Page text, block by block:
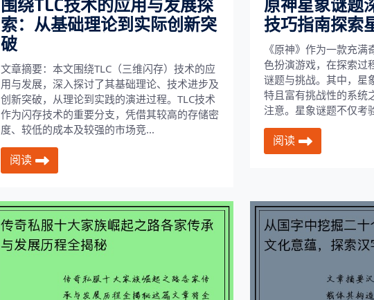
围绕TLC技术的应用与发展探
索：从基础理论到实际创新突
破
文章摘要：本文围绕TLC（三维闪存）技术的应
用与发展，深入探讨了其基础理论、技术进步及
创新突破，从理论到实践的演进过程。TLC技术
作为闪存技术的重要分支，凭借其较高的存储密
度、较低的成本及较强的市场竞...
阅读
原神星象谜题
技巧指南探索
《原神》作为一款充
色扮演游戏，在探索过
谜题与挑战。其中，星
特且富有挑战性的系统
注意。星象谜题不仅考
阅读